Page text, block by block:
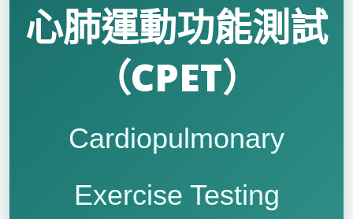
心肺運動功能測試
（CPET）
Cardiopulmonary
Exercise Testing